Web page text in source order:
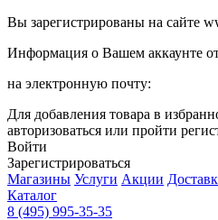
Вы зарегистрированы на сайте
Информация о Вашем аккаунте
на электронную почту:
Для добавления товара в
авторизоваться или пройти
Войти
Зарегистрироваться
Магазины Услуги Акции
Каталог
8 (495) 995-35-35